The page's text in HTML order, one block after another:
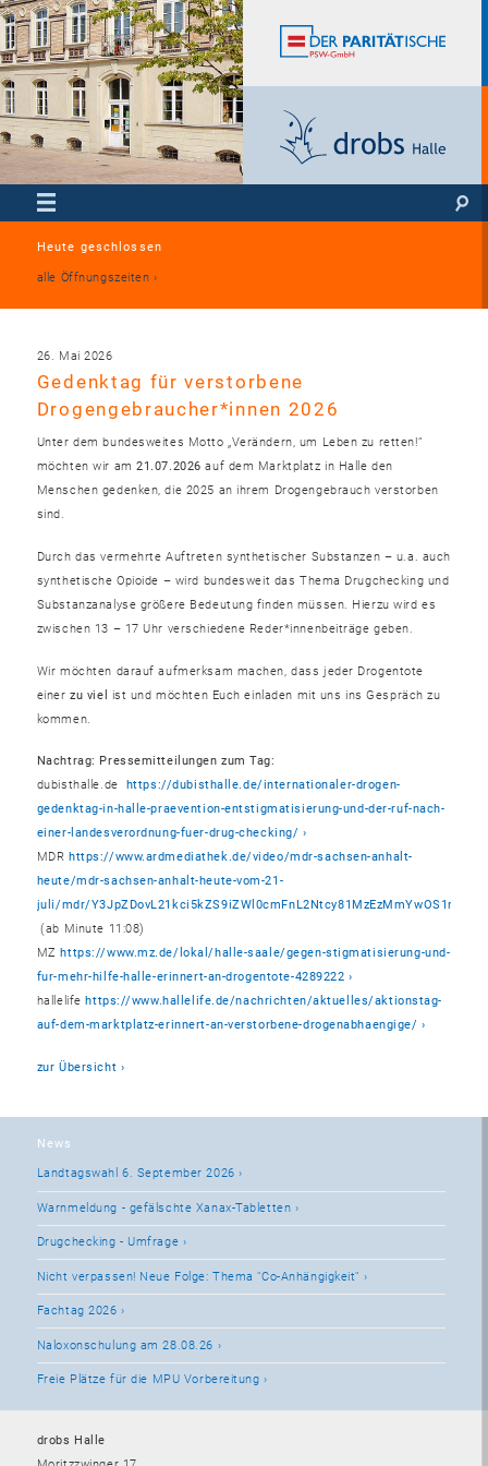
Heute geschlossen
alle Öffnungszeiten
26. Mai 2026
Gedenktag für verstorbene
Drogengebraucher*innen 2026
Unter dem bundesweites Motto „Verändern, um Leben zu retten!“
möchten wir am21.07.2026 auf dem Marktplatz in Halle den
Menschen gedenken, die 2025 an ihrem Drogengebrauch verstorben
sind.
Durch das vermehrte Auftreten synthetischer Substanzen – u.a. auch
synthetische Opioide – wird bundesweit das Thema Drugchecking und
Substanzanalyse größere Bedeutung finden müssen. Hierzu wird es
zwischen 13 – 17 Uhr verschiedene Reder*innenbeiträge geben.
Wir möchten darauf aufmerksam machen, dass jeder Drogentote
einerzu viel
ist und möchten Euch einladen mit uns ins Gespräch zu
kommen.
Nachtrag: Pressemitteilungen zum Tag:
dubisthalle.de https://dubisthalle.de/internationaler-drogen-
gedenktag-in-halle-praevention-entstigmatisierung-und-der-ruf-nach-
einer-landesverordnung-fuer-drug-checking/
MDR https://www.ardmediathek.de/video/mdr-sachsen-anhalt-
heute/mdr-sachsen-anhalt-heute-vom-21-
juli/mdr/
(ab Minute 11:08)
MZ https://www.mz.de/lokal/halle-saale/gegen-stigmatisierung-und-
fur-mehr-hilfe-halle-erinnert-an-drogentote-4289222
hallelife https://www.hallelife.de/nachrichten/aktuelles/aktionstag-
auf-dem-marktplatz-erinnert-an-verstorbene-drogenabhaengige/
zur Übersicht
News
Landtagswahl 6. September 2026
Warnmeldung - gefälschte Xanax-Tabletten
Drugchecking - Umfrage
Nicht verpassen! Neue Folge: Thema "Co-Anhängigkeit"
Fachtag 2026
Naloxonschulung am 28.08.26
Freie Plätze für die MPU Vorbereitung
drobs Halle